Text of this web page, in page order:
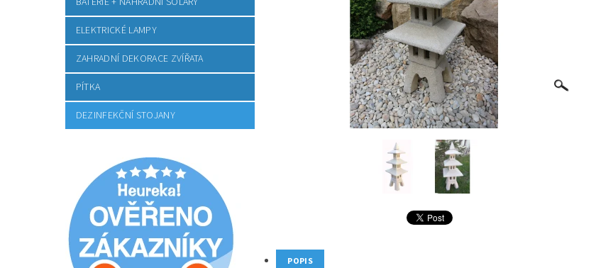
ELEKTRICKÉ LAMPY
ZAHRADNÍ DEKORACE ZVÍŘATA
PÍTKA
DEZINFEKČNÍ STOJANY
POPIS